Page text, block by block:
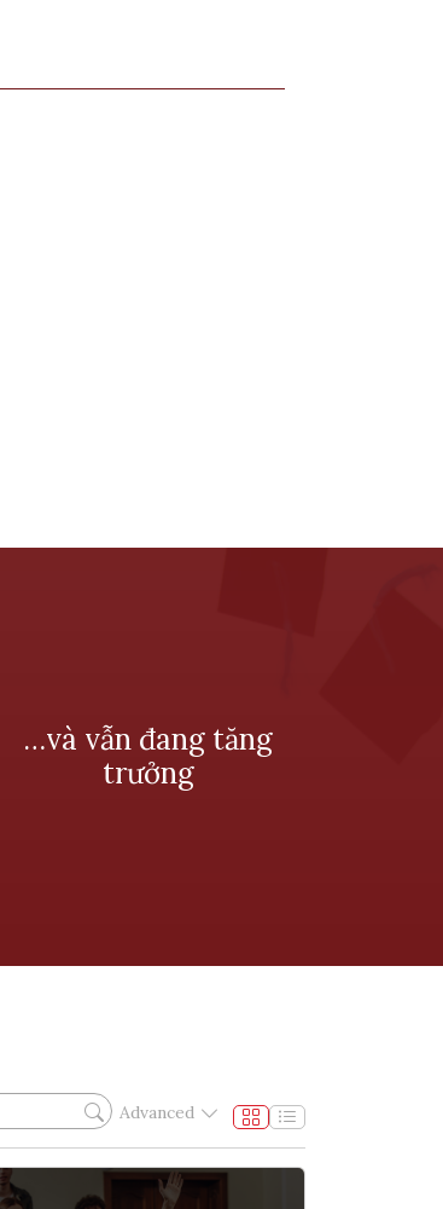
…và vẫn đang tăng
trưởng
Advanced